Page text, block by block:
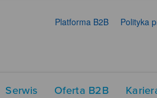
Platforma B2B Polityka
Serwis Oferta B2B